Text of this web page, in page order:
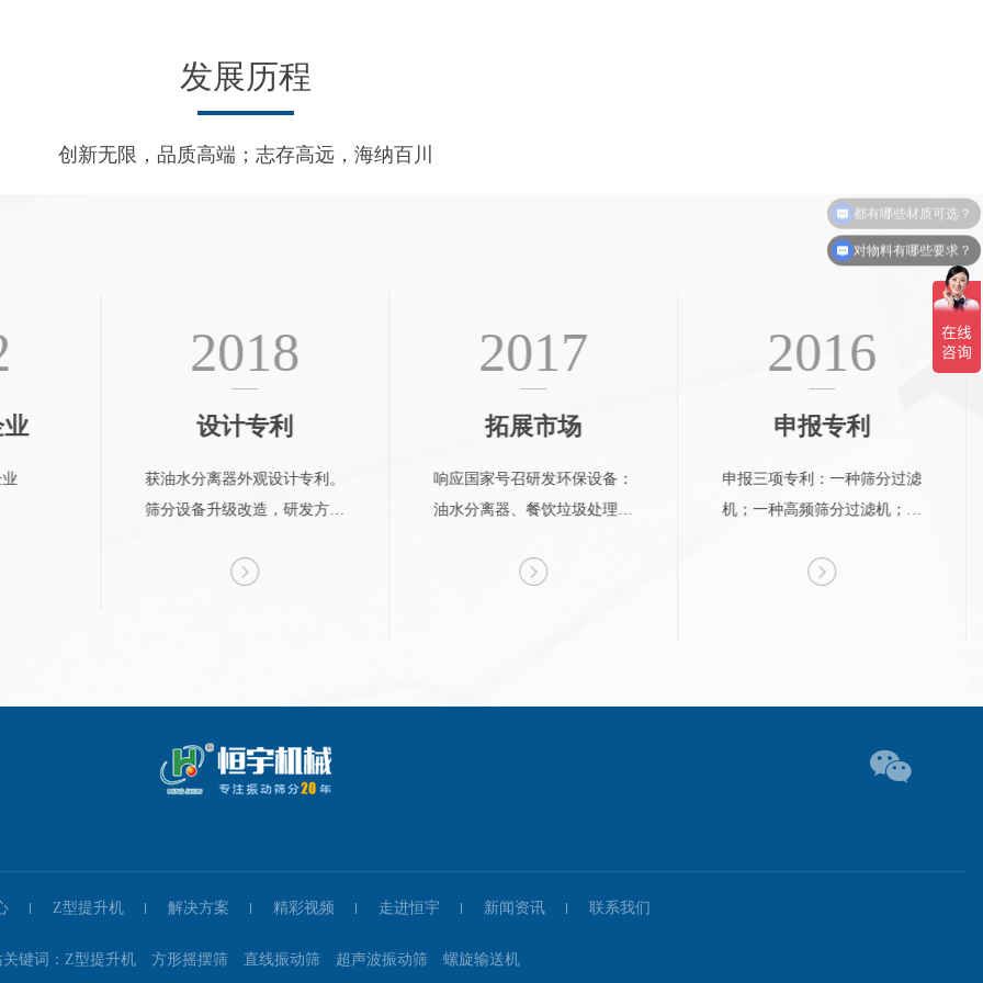
发展历程
创新无限，品质高端；志存高远，海纳百川
业
2018
设计专利
获油水分离器外观设计专利。
筛分设备升级改造，研发方形
2017
拓展市场
响应国家号召研发环保设备：
油水分离器、餐饮垃圾处理设
市场。
2016
申报专利
申报三项专利：一种筛分过滤
机；一种高频筛分过滤机；一
Z型提升机 解决方案 精彩视频 走进恒宇 新闻资讯 联系我们
关键词：Z型提升机 方形摇摆筛 直线振动筛 超声波振动筛 螺旋输送机
都有哪些材质可选？
对物料有哪些要求？